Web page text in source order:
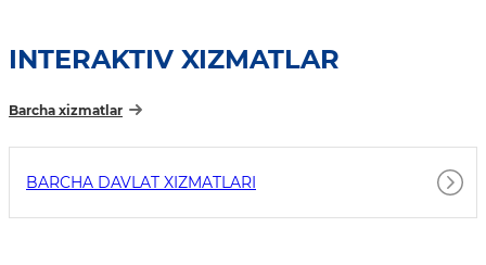
INTERAKTIV XIZMATLAR
Barcha xizmatlar
BARCHA DAVLAT XIZMATLARI